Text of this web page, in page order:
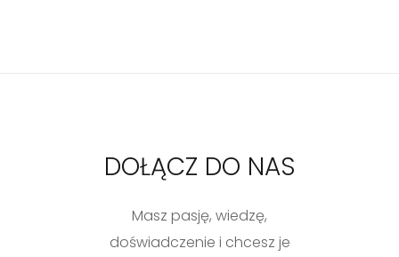
DOŁĄCZ DO NAS
Masz pasję, wiedzę,
doświadczenie i chcesz je